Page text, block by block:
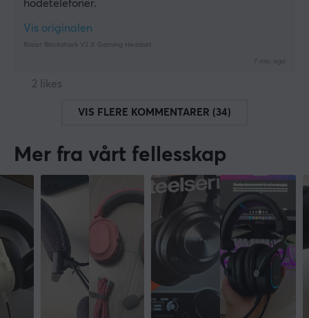
hodetelefoner.
Vis originalen
Razer Blackshark V2 X Gaming Headset
7 mo. ago
2 likes
VIS FLERE KOMMENTARER (34)
Mer fra vårt fellesskap